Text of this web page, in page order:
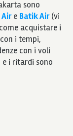
sono
Aire Batik Air(vi
acquistare i
i tempi,
con i voli
i ritardi sono